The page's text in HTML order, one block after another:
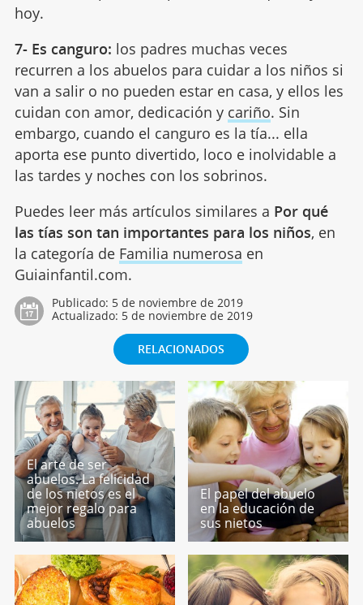
hoy.
7- Es canguro: los padres muchas veces
recurren a los abuelos para cuidar a los niños si
van a salir o no pueden estar en casa, y ellos les
cuidan con amor, dedicación y cariño. Sin
embargo, cuando el canguro es la tía... ella
aporta ese punto divertido, loco e inolvidable a
las tardes y noches con los sobrinos.
Puedes leer más artículos similares a Por qué
las tías son tan importantes para los niños, en
la categoría de Familia numerosa en
Guiainfantil.com.
Publicado: 5 de noviembre de 2019
Actualizado: 5 de noviembre de 2019
RELACIONADOS
El arte de ser
abuelos. La felicidad
de los nietos es el
mejor regalo para
abuelos
El papel del abuelo
en la educación de
sus nietos